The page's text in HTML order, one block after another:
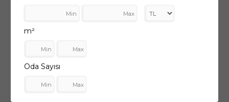
m²
Oda Sayısı